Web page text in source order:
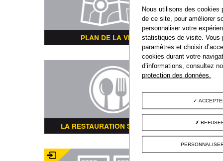
PLAN DE LA VILLE
LA RESTAURATION SCOLAIRE
Nous utilisons des cookies
de ce site, pour améliorer
personnaliser votre
statistiques de visite. Vous
paramètres et choisir
cookies durant votre
d’informations, consultez
protection des données.